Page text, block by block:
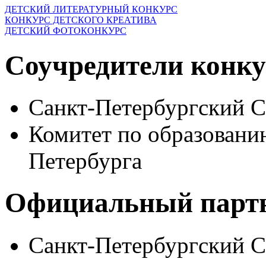
ДЕТСКИЙ ЛИТЕРАТУРНЫЙ КОНКУРС
КОНКУРС ДЕТСКОГО КРЕАТИВА
ДЕТСКИЙ ФОТОКОНКУРС
Соучредители
Санкт-Петербургский
Комитет по
Петербурга
Официальный
Санкт-Петербургский